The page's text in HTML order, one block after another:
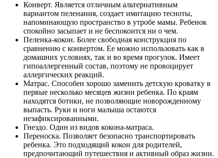
Конверт. Является отличным альтернативным
вариантом пеленания, создает имитацию тесноты,
напоминающую пространство в утробе мамы. Ребенок
спокойно засыпает и не беспокоится ни о чем.
Пеленка-кокон. Более свободная конструкция по
сравнению с конвертом. Ее можно использовать как в
домашних условиях, так и во время прогулок. Имеет
гипоаллергенный состав, поэтому не провоцирует
аллергических реакций.
Матрас. Способен хорошо заменить детскую кроватку в
первые несколько месяцев жизни ребенка. По краям
находятся ботики, не позволяющие новорожденному
выпасть. Руки и ноги малыша остаются
незафиксированными.
Гнездо. Один из видов кокона-матраса.
Переноска. Позволяет безопасно транспортировать
ребенка. Это подходящий кокон для родителей,
предпочитающий путешествия и активный образ жизни.